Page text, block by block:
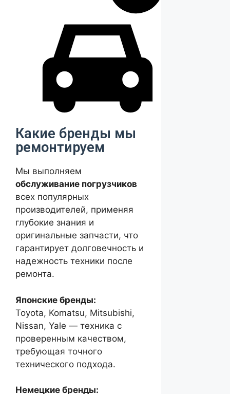
Какие бренды мы
ремонтируем
Мы выполняем
обслуживание погрузчиков
всех популярных
производителей, применяя
глубокие знания и
оригинальные запчасти, что
гарантирует долговечность и
надежность техники после
ремонта.
Японские бренды:
Toyota, Komatsu, Mitsubishi,
Nissan, Yale — техника с
проверенным качеством,
требующая точного
технического подхода.
Немецкие бренды: